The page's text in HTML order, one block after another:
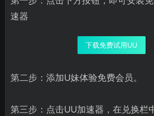
速器
下载免费试用UU
第二步：添加U妹体验免费会员。
第三步：点击UU加速器，在兑换栏